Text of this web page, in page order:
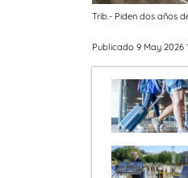
Trib.- Piden dos años
Publicado 9 May 2026